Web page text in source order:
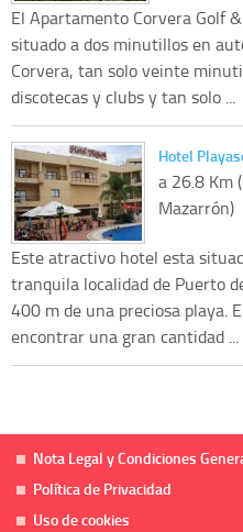
El Apartamento Corvera Golf
situado a dos minutillos en
Corvera, tan solo veinte
discotecas y clubs y tan solo ...
Hotel
a 26.8 Km
Mazarrón)
Este atractivo hotel esta
tranquila localidad de Puerto
400 m de una preciosa playa.
encontrar una gran cantidad ...
Nota Legal y Condiciones
Política de Privacidad
Uso de cookies